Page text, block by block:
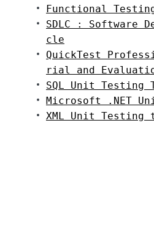
Functional
SDLC : Software
cle
QuickTest
rial and
SQL Unit Testing
Microsoft .NET
XML Unit Testing